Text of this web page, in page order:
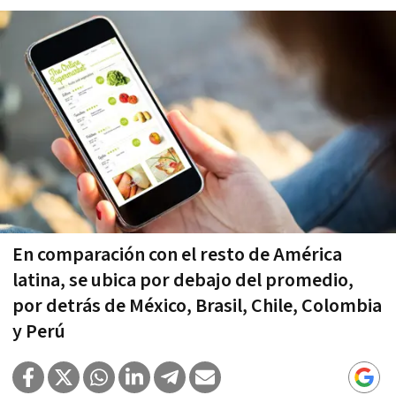
En comparación con el resto de América
latina, se ubica por debajo del promedio,
por detrás de México, Brasil, Chile, Colombia
y Perú